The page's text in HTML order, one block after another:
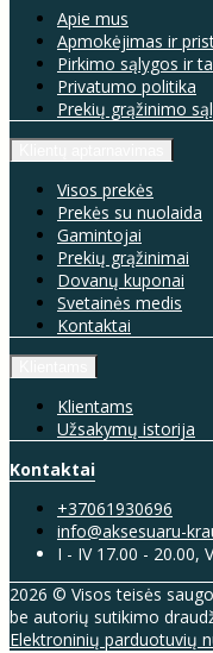
Apie mus
Apmokėjimas ir
Pirkimo sąlygos ir
Privatumo politika
Prekių grąžinimo
Visos prekės
Prekės su nuolaida
Gamintojai
Prekių grąžinimai
Dovanų kuponai
Svetainės medis
Kontaktai
Klientams
Užsakymų istorija
Kontaktai
+37061930696
info@aksesuaru-
I - IV 17.00 - 20.00,
2026 © Visos teisės
be autorių sutikimo
Elektroninių parduotuvių